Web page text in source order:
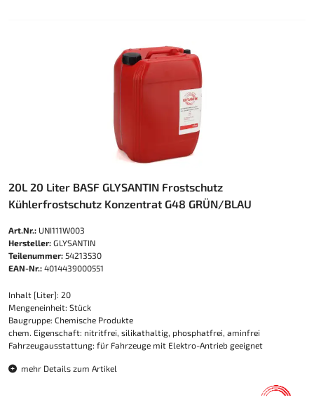
20L 20 Liter BASF GLYSANTIN Frostschutz
Kühlerfrostschutz Konzentrat G48 GRÜN/BLAU
Art.Nr.: UNI111W003
Hersteller: GLYSANTIN
Teilenummer: 54213530
EAN-Nr.: 4014439000551
Inhalt [Liter]: 20
Mengeneinheit: Stück
Baugruppe: Chemische Produkte
chem. Eigenschaft: nitritfrei, silikathaltig, phosphatfrei, aminfrei
Fahrzeugausstattung: für Fahrzeuge mit Elektro-Antrieb geeignet
mehr Details zum Artikel